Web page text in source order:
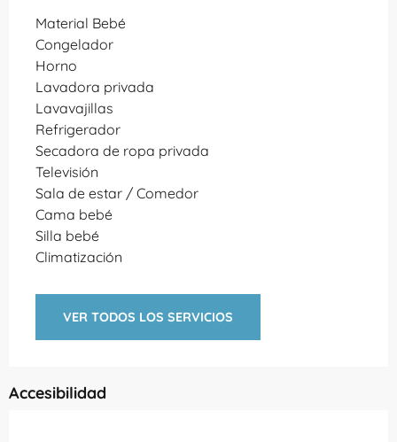
Material Bebé
Congelador
Horno
Lavadora privada
Lavavajillas
Refrigerador
Secadora de ropa privada
Televisión
Sala de estar / Comedor
Cama bebé
Silla bebé
Climatización
VER TODOS LOS SERVICIOS
Accesibilidad